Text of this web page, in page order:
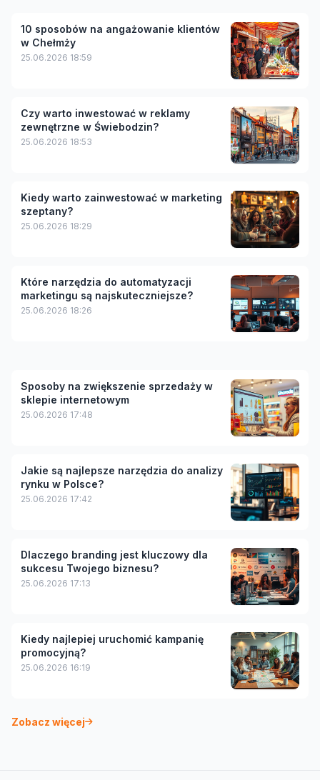
10 sposobów na angażowanie klientów
w Chełmży
25.06.2026 18:59
Czy warto inwestować w reklamy
zewnętrzne w Świebodzin?
25.06.2026 18:53
Kiedy warto zainwestować w marketing
szeptany?
25.06.2026 18:29
Które narzędzia do automatyzacji
marketingu są najskuteczniejsze?
25.06.2026 18:26
Sposoby na zwiększenie sprzedaży w
sklepie internetowym
25.06.2026 17:48
Jakie są najlepsze narzędzia do analizy
rynku w Polsce?
25.06.2026 17:42
Dlaczego branding jest kluczowy dla
sukcesu Twojego biznesu?
25.06.2026 17:13
Kiedy najlepiej uruchomić kampanię
promocyjną?
25.06.2026 16:19
Zobacz więcej